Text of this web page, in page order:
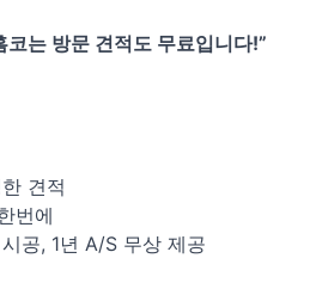
는 방문 견적도 무료입니다!”
견적
번에
공, 1년 A/S 무상 제공